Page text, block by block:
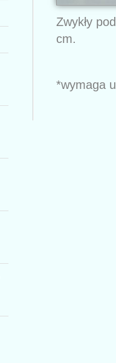
Zwykły
cm.
*wymaga